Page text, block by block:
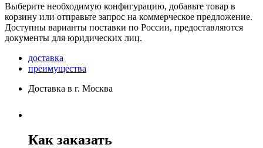
Выберите необходимую конфигурацию, добавьте товар в
корзину или отправьте запрос на коммерческое предложение.
Доступны варианты поставки по России, предоставляются
документы для юридических лиц.
доставка
преимущества
Доставка в г. Москва
Как заказать